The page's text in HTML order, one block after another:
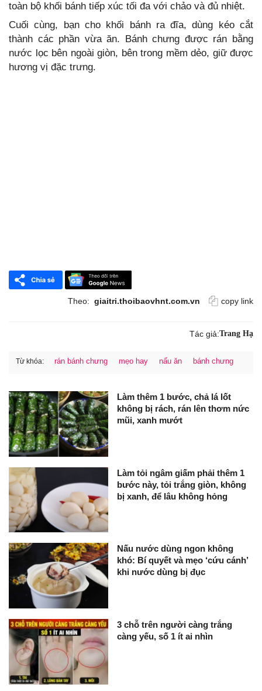
toàn bộ khối bánh tiếp xúc tối đa với chảo và đủ nhiệt.
Cuối cùng, bạn cho khối bánh ra đĩa, dùng kéo cắt
thành các phần vừa ăn. Bánh chưng được rán bằng
nước lọc bên ngoài giòn, bên trong mềm dẻo, giữ được
hương vị đặc trưng.
Theo: giaitri.thoibaovhnt.com.vn copy link
Tác giả:Trang Hạ
Từ khóa: rán bánh chưng mẹo hay nấu ăn bánh chưng
Làm thêm 1 bước, chả lá lốt
không bị rách, rán lên thơm nức
mũi, xanh mướt
Làm tỏi ngâm giấm phải thêm 1
bước này, tỏi trắng giòn, không
bị xanh, để lâu không hỏng
Nấu nước dùng ngon không
khó: Bí quyết và mẹo ‘cứu cánh’
khi nước dùng bị đục
3 chỗ trên người càng trắng
càng yếu, số 1 ít ai nhìn